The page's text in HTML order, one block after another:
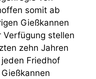
somit ab
Gießkannen
Verfügung stellen
zehn Jahren
Friedhof